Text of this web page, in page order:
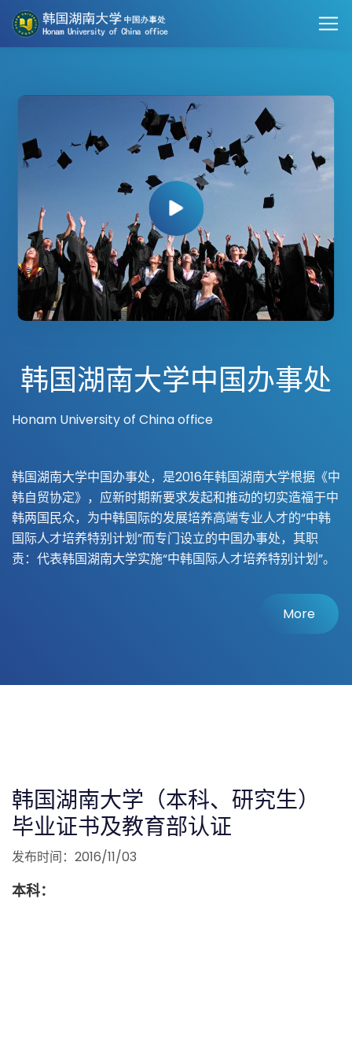
韩国湖南大学中国办事处
Honam University of China office
韩国湖南大学中国办事处，是2016年韩国湖南大学根据《中
韩自贸协定》，应新时期新要求发起和推动的切实造福于中
韩两国民众，为中韩国际的发展培养高端专业人才的“中韩
国际人才培养特别计划”而专门设立的中国办事处，其职
责：代表韩国湖南大学实施“中韩国际人才培养特别计划”。
More
韩国湖南大学（本科、研究生）
毕业证书及教育部认证
发布时间：2016/11/03
本科：